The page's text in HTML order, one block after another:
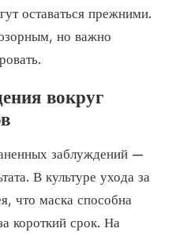
оставаться прежними.
но важно
вокруг
заблуждений —
В культуре ухода за
что маска способна
короткий срок. На